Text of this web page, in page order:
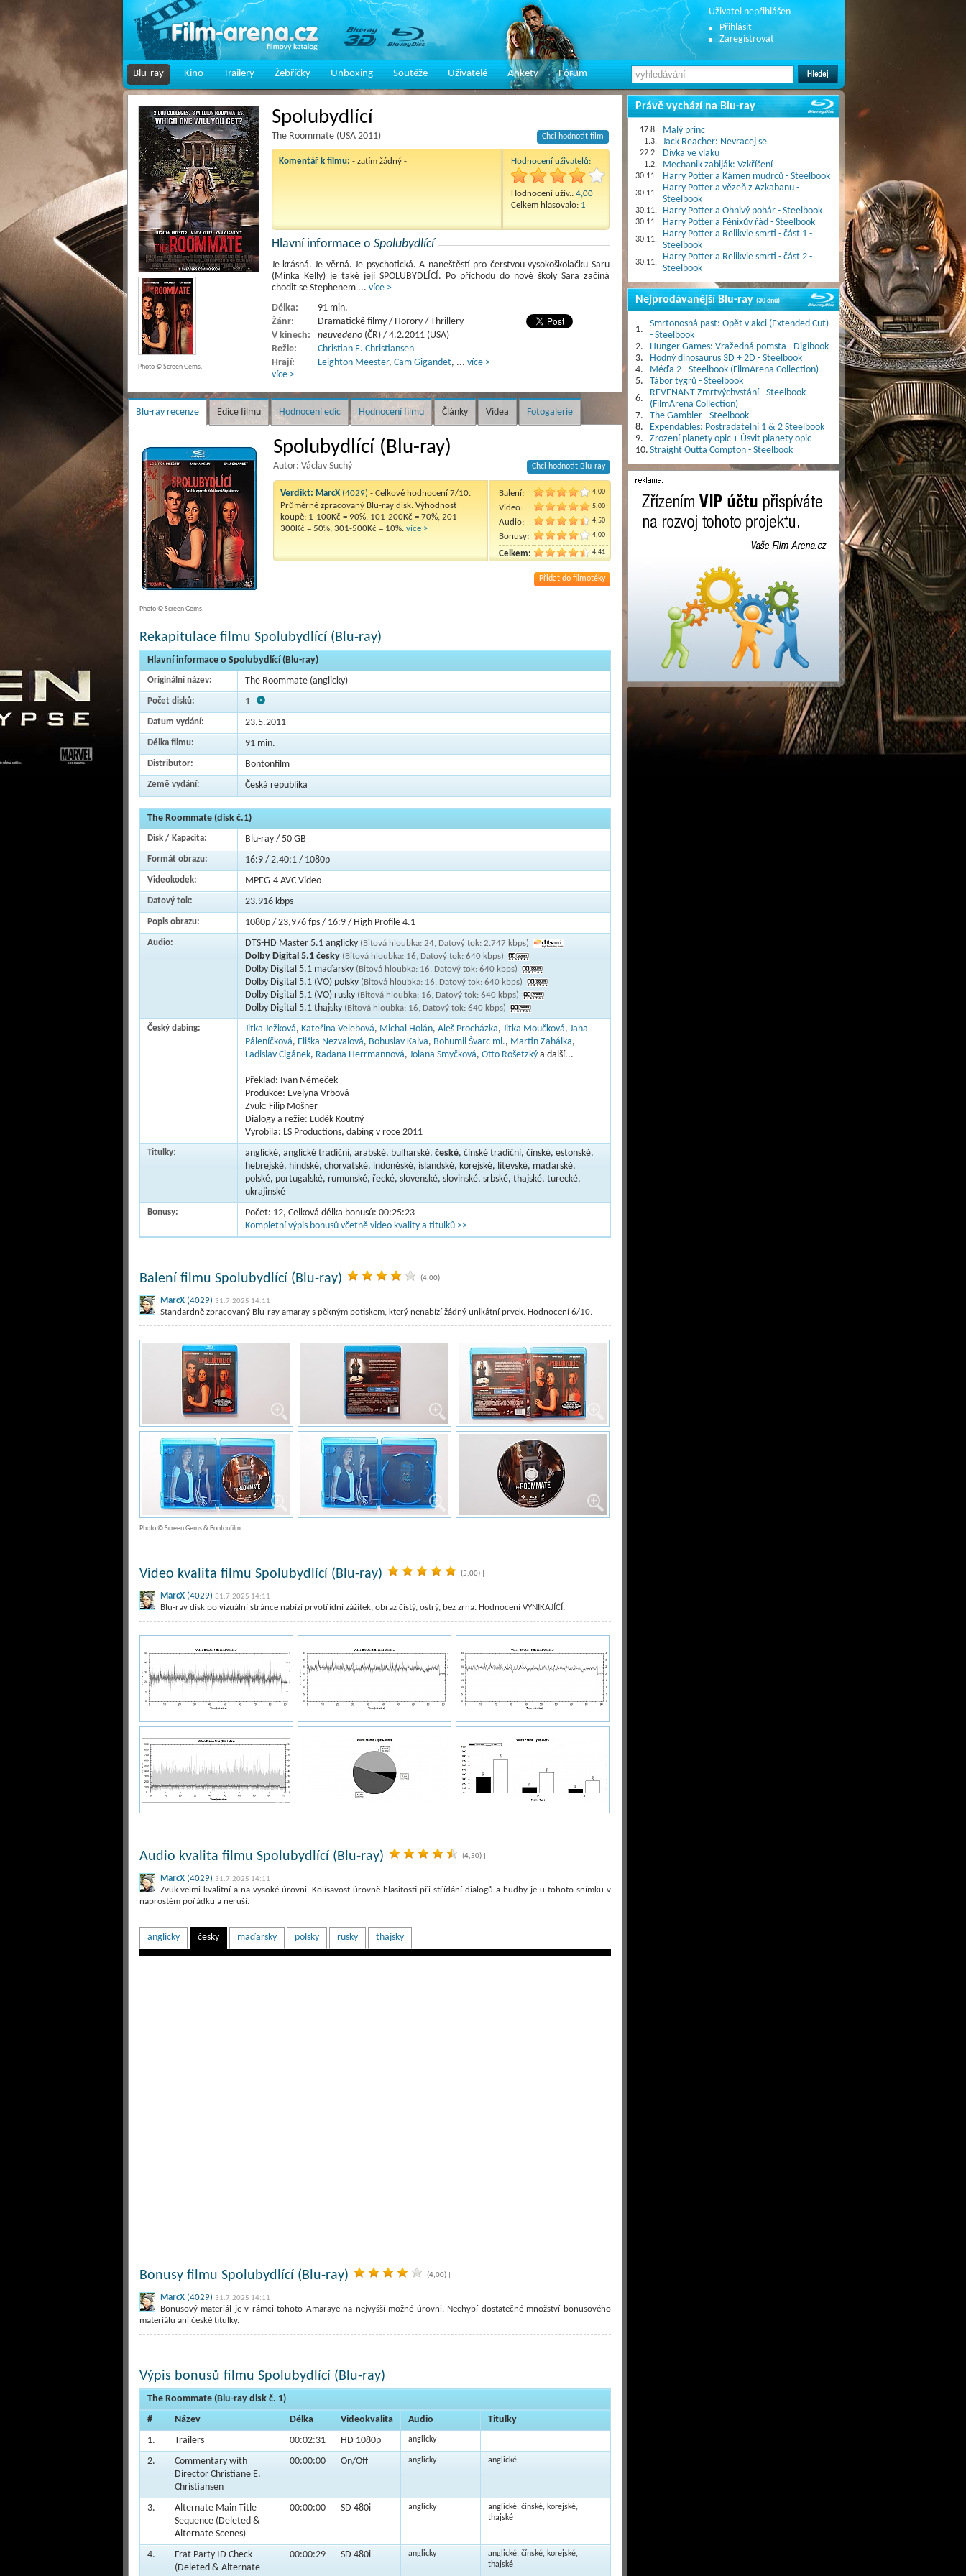
Uživatel nepřihlášen
Přihlásit
Zaregistrovat
Blu-ray Kino Trailery Žebříčky Unboxing Soutěže Uživatelé Ankety Fórum
Spolubydlící
The Roommate (USA 2011) Chci hodnotit film
Komentář k filmu: - zatím žádný - Hodnocení uživatelů:
Hodnocení uživ.: 4,00
Celkem hlasovalo: 1
Hlavní informace o Spolubydlící
Je krásná. Je věrná. Je psychotická. A naneštěstí pro čerstvou vysokoškolačku Saru
(Minka Kelly) je také její SPOLUBYDLÍCÍ. Po příchodu do nové školy Sara začíná
chodit se Stephenem ... více >
Délka:
91 min.
Žánr:
Dramatické filmy / Horory / Thrillery
V kinech:
neuvedeno(ČR) / 4.2.2011 (USA)
Režie:
Christian E. Christiansen
Hrají:
Leighton Meester, Cam Gigandet, ... více >
více >
Photo © Screen Gems.
Blu-ray recenze Edice filmu Hodnocení edic Hodnocení filmu Články Videa Fotogalerie
Spolubydlící (Blu-ray)
Autor: Václav Suchý Chci hodnotit Blu-ray
Verdikt: MarcX (4029) - Celkové hodnocení 7/10.
Průměrně zpracovaný Blu-ray disk. Výhodnost
koupě: 1-100Kč = 90%, 101-200Kč = 70%, 201-
300Kč = 50%, 301-500Kč = 10%. více >
Balení: 4,00
Video: 5,00
Audio: 4,50
Bonusy: 4,00
Celkem: 4,41
Přidat do filmotéky
Photo © Screen Gems.
Rekapitulace filmu Spolubydlící (Blu-ray)
Hlavní informace o Spolubydlící (Blu-ray)
Originální název: The Roommate (anglicky)
Počet disků: 1
Datum vydání: 23.5.2011
Délka filmu: 91 min.
Distributor: Bontonfilm
Země vydání: Česká republika
The Roommate (disk č.1)
Disk / Kapacita: Blu-ray / 50 GB
Formát obrazu: 16:9 / 2,40:1 / 1080p
Videokodek: MPEG-4 AVC Video
Datový tok: 23.916 kbps
Popis obrazu: 1080p / 23,976 fps / 16:9 / High Profile 4.1
Audio: DTS-HD Master 5.1 anglicky (Bitová hloubka: 24, Datový tok: 2.747 kbps)
Dolby Digital 5.1 česky (Bitová hloubka: 16, Datový tok: 640 kbps)
Dolby Digital 5.1 maďarsky (Bitová hloubka: 16, Datový tok: 640 kbps)
Dolby Digital 5.1 (VO) polsky (Bitová hloubka: 16, Datový tok: 640 kbps)
Dolby Digital 5.1 (VO) rusky (Bitová hloubka: 16, Datový tok: 640 kbps)
Dolby Digital 5.1 thajsky (Bitová hloubka: 16, Datový tok: 640 kbps)
Český dabing: Jitka Ježková, Kateřina Velebová, Michal Holán, Aleš Procházka, Jitka Moučková, Jana
Páleníčková, Eliška Nezvalová, Bohuslav Kalva, Bohumil Švarc ml., Martin Zahálka,
Ladislav Cigánek, Radana Herrmannová, Jolana Smyčková, Otto Rošetzkýa další...
Překlad: Ivan Němeček
Produkce: Evelyna Vrbová
Zvuk: Filip Mošner
Dialogy a režie: Luděk Koutný
Vyrobila: LS Productions, dabing v roce 2011
Titulky: anglické, anglické tradiční, arabské, bulharské, české, čínské tradiční, čínské, estonské,
hebrejské, hindské, chorvatské, indonéské, islandské, korejské, litevské, maďarské,
polské, portugalské, rumunské, řecké, slovenské, slovinské, srbské, thajské, turecké,
ukrajinské
Bonusy:
Počet: 12, Celková délka bonusů: 00:25:23
Kompletní výpis bonusů včetně video kvality a titulků >>
Balení filmu Spolubydlící (Blu-ray) (4,00)|
MarcX (4029) 31.7.2025 14:11
Standardně zpracovaný Blu-ray amaray s pěkným potiskem, který nenabízí žádný unikátní prvek. Hodnocení 6/10.
Photo © Screen Gems & Bontonfilm.
Video kvalita filmu Spolubydlící (Blu-ray) (5,00)|
MarcX (4029) 31.7.2025 14:11
Blu-ray disk po vizuální stránce nabízí prvotřídní zážitek, obraz čistý, ostrý, bez zrna. Hodnocení VYNIKAJÍCÍ.
Audio kvalita filmu Spolubydlící (Blu-ray) (4,50)|
MarcX (4029) 31.7.2025 14:11
Zvuk velmi kvalitní a na vysoké úrovni. Kolísavost úrovně hlasitosti při střídání dialogů a hudby je u tohoto snímku v
naprostém pořádku a neruší.
anglicky česky maďarsky polsky rusky thajsky
Bonusy filmu Spolubydlící (Blu-ray) (4,00)|
MarcX (4029) 31.7.2025 14:11
Bonusový materiál je v rámci tohoto Amaraye na nejvyšší možné úrovni. Nechybí dostatečné množství bonusového
materiálu ani české titulky.
Výpis bonusů filmu Spolubydlící (Blu-ray)
The Roommate (Blu-ray disk č. 1)
#
Název Délka Videokvalita Audio
Titulky
1.
Trailers 00:02:31 HD 1080p anglicky -
2.
Commentary with
Director Christiane E.
Christiansen
00:00:00 On/Off anglicky anglické
3.
Alternate Main Title
Sequence (Deleted &
Alternate Scenes)
00:00:00 SD 480i anglicky
anglické, čínské, korejské,
thajské
4.
Frat Party ID Check
(Deleted & Alternate
00:00:29 SD 480i anglicky
anglické, čínské, korejské,
thajské
Právě vychází na Blu-ray
17.8. Malý princ
1.3. Jack Reacher: Nevracej se
22.2. Dívka ve vlaku
1.2. Mechanik zabiják: Vzkříšení
30.11. Harry Potter a Kámen mudrců - Steelbook
30.11.
Harry Potter a vězeň z Azkabanu -
Steelbook
30.11. Harry Potter a Ohnivý pohár - Steelbook
30.11. Harry Potter a Fénixův řád - Steelbook
30.11.
Harry Potter a Relikvie smrti - část 1 -
Steelbook
30.11.
Harry Potter a Relikvie smrti - část 2 -
Steelbook
Nejprodávanější Blu-ray(30 dnů)
1.
Smrtonosná past: Opět v akci (Extended Cut)
- Steelbook
2.
Hunger Games: Vražedná pomsta - Digibook
3.
Hodný dinosaurus 3D + 2D - Steelbook
4.
Méďa 2 - Steelbook (FilmArena Collection)
5.
Tábor tygrů - Steelbook
6.
REVENANT Zmrtvýchvstání - Steelbook
(FilmArena Collection)
7.
The Gambler - Steelbook
8.
Expendables: Postradatelní 1 & 2 Steelbook
9.
Zrození planety opic + Úsvit planety opic
10. Straight Outta Compton - Steelbook